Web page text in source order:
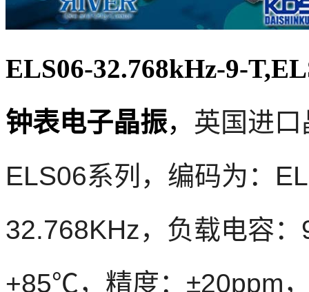
ELS06-32.768kHz-9-
钟表电子晶振， 英国进
ELS06系列，编码为：
32.768KHz，负载电容
+85℃，精度：±20ppm